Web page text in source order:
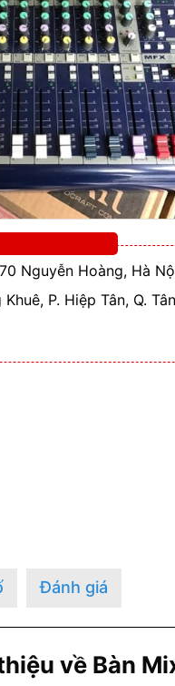
Nguyễn Hoàng, Hà
P. Hiệp Tân, Q.
Đánh giá
về Bàn